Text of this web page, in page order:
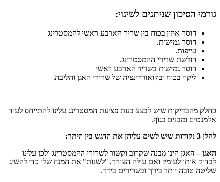
גורמי הסיכון שניתנים לשינוי:
חוסר איזון בכוח בין שריר הארבע ראשי להמסטרינג
חוסר גמישות.
עייפות.
חולשת שרירי ההמסטרינג.
חוסר גמישות בשריר הארבע ראשי
ליקוי בכוח ובקואורדינציה של שרירי האגן והליבה.
כחלק מהבדיקות שיש לבצע בעת פציעת המסטרינג עלינו להתייחס לעוד
אלמנטים ומבנים בגוף.
להלן 3 נקודות שיש לשים עליהן את הדגש בין היתר:
האגן –האגן הינו מבנה שקרוב וקשור לשרירי ההמסטרינג ולכן עלינו
לבדוק אותו לעומק ואם עולה הצורך, "לשנות" את המנח שלו כדי להשיג
שליטה טובה יותר בירך ובשרירים בירך.